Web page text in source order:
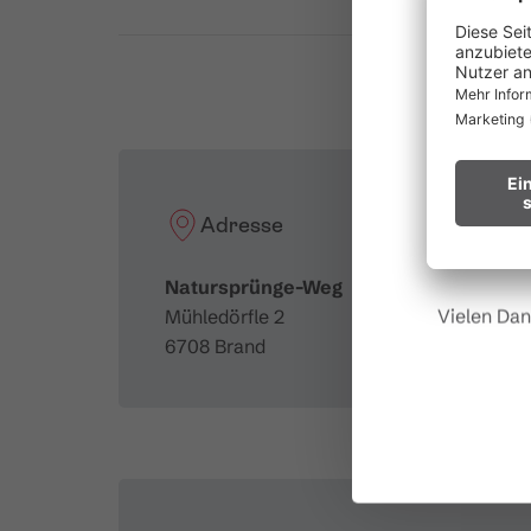
Parpfienzsattel zweigt der Weg nach rechts
Bergstation der Panoramabahn. Zurück ins
Dorfbahn. Der Weg ist auch in umgekehrter
Adresse
Natursprünge-Weg
Mühledörfle 2
6708 Brand
Wir
Hinweis
Vielen